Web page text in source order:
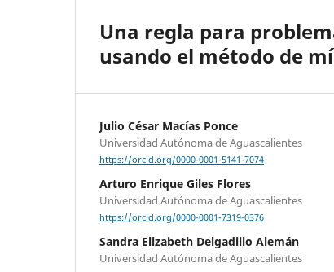
Una regla para
usando el método de
Julio César Macías Ponce
Universidad Autónoma de Aguascalientes
https://orcid.org/0000-0001-5141-7074
Arturo Enrique Giles Flores
Universidad Autónoma de Aguascalientes
https://orcid.org/0000-0001-7319-0376
Sandra Elizabeth Delgadillo Alemán
Universidad Autónoma de Aguascalientes